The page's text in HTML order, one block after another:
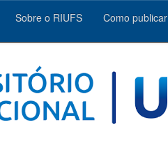
Sobre o RIUFS Como publicar